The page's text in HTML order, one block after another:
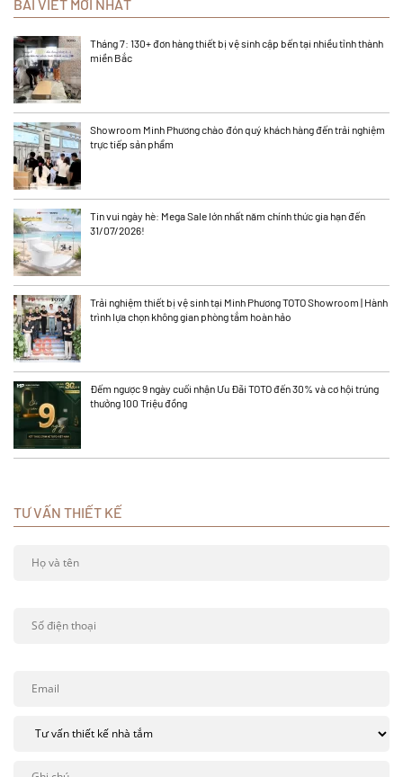
BÀI VIẾT MỚI NHẤT
Tháng 7: 130+ đơn hàng thiết bị vệ sinh cập bến tại nhiều tỉnh thành
miền Bắc
Showroom Minh Phương chào đón quý khách hàng đến trải nghiệm
trực tiếp sản phẩm
Tin vui ngày hè: Mega Sale lớn nhất năm chính thức gia hạn đến
31/07/2026!
Trải nghiệm thiết bị vệ sinh tại Minh Phương TOTO Showroom | Hành
trình lựa chọn không gian phòng tắm hoàn hảo
Đếm ngược 9 ngày cuối nhận Ưu Đãi TOTO đến 30% và cơ hội trúng
thưởng 100 Triệu đồng
TƯ VẤN THIẾT KẾ